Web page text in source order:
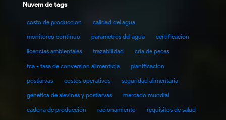
Nuvem de tags
costo de produccion
calidad del agua
monitoreo continuo
parametros del agua
certificacion
licencias ambientales
trazabilidad
cria de peces
tca - tasa de conversion alimenticia
planificacion
postlarvas
costos operativos
seguridad alimentaria
genetica de alevines y postlarvas
mercado mundial
cadena de producción
racionamiento
requisitos de salud